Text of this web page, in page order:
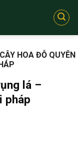
CÂY HOA ĐỖ QUYÊN
lá –
pháp